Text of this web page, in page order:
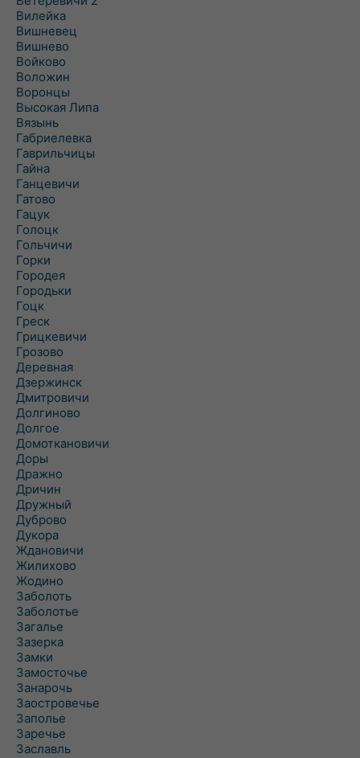
Вилейка
Вишневец
Вишнево
Войково
Воложин
Воронцы
Высокая Липа
Вязынь
Габриелевка
Гаврильчицы
Гайна
Ганцевичи
Гатово
Гацук
Голоцк
Гольчичи
Горки
Городея
Городьки
Гоцк
Греск
Грицкевичи
Грозово
Деревная
Дзержинск
Дмитровичи
Долгиново
Долгое
Домоткановичи
Доры
Дражно
Дричин
Дружный
Дуброво
Дукора
Ждановичи
Жилихово
Жодино
Заболоть
Заболотье
Загалье
Зазерка
Замки
Замосточье
Занарочь
Заостровечье
Заполье
Заречье
Заславль